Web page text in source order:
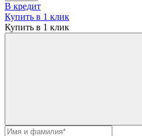
В кредит
Купить в 1 клик
Купить в 1 клик